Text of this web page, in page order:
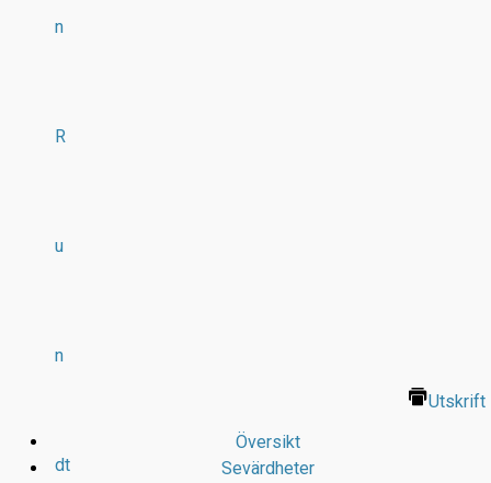
n
R
u
n
dt
Utskrift
Översikt
Sevärdheter